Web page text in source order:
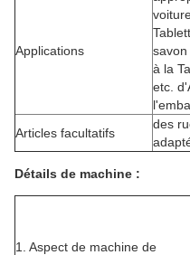
Applications
savon
à la
etc.
Articles facultatifs
des
Détails de machine :
1. Aspect de machine de